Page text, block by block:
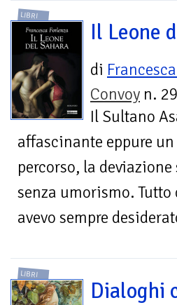
LIBRI
Il Leone
di
Convoy n.
Il Sultano
affascinante eppure
percorso, la
senza umorismo.
avevo sempre
LIBRI
Dialoghi